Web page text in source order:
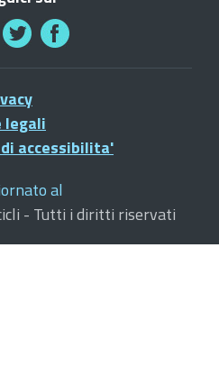
legali
accessibilita'
al
- Tutti i diritti riservati